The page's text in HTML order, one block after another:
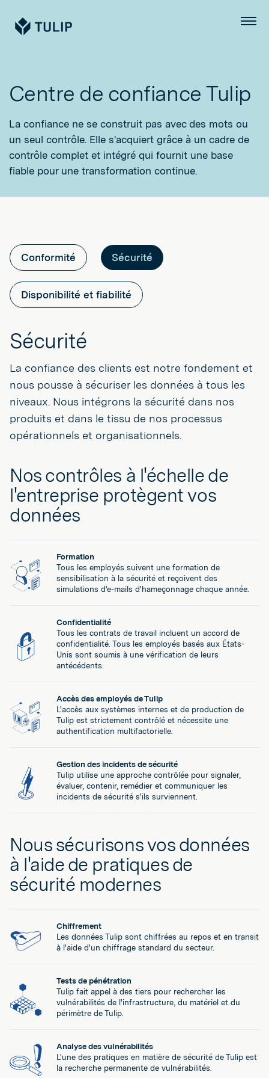
Tulip Menu
Centre de confiance Tulip
La confiance ne se construit pas avec des mots ou
un seul contrôle. Elle s'acquiert grâce à un cadre de
contrôle complet et intégré qui fournit une base
fiable pour une transformation continue.
Conformité Sécurité
Disponibilité et fiabilité
Sécurité
La confiance des clients est notre fondement et
nous pousse à sécuriser les données à tous les
niveaux. Nous intégrons la sécurité dans nos
produits et dans le tissu de nos processus
opérationnels et organisationnels.
Nos contrôles à l'échelle de
l'entreprise protègent vos
données
Formation
Tous les employés suivent une formation de
sensibilisation à la sécurité et reçoivent des
simulations d'e-mails d'hameçonnage chaque année.
Confidentialité
Tous les contrats de travail incluent un accord de
confidentialité. Tous les employés basés aux États-
Unis sont soumis à une vérification de leurs
antécédents.
Accès des employés de Tulip
L'accès aux systèmes internes et de production de
Tulip est strictement contrôlé et nécessite une
authentification multifactorielle.
Gestion des incidents de sécurité
Tulip utilise une approche contrôlée pour signaler,
évaluer, contenir, remédier et communiquer les
incidents de sécurité s'ils surviennent.
Nous sécurisons vos données
à l'aide de pratiques de
sécurité modernes
Chiffrement
Les données Tulip sont chiffrées au repos et en transit
à l'aide d'un chiffrage standard du secteur.
Tests de pénétration
Tulip fait appel à des tiers pour rechercher les
vulnérabilités de l'infrastructure, du matériel et du
périmètre de Tulip.
Analyse des vulnérabilités
L'une des pratiques en matière de sécurité de Tulip est
la recherche permanente de vulnérabilités.